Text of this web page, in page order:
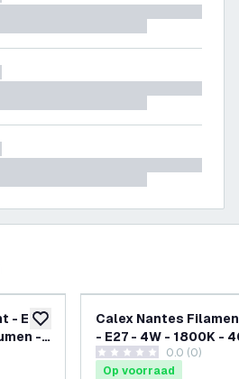
toevoegen aan verlanglijst
- E27
-
Calex Nantes
- E27 - 4W - 1800K -
Lumen - Smokey
0 score sterren0.0 (0)
Op voorraad